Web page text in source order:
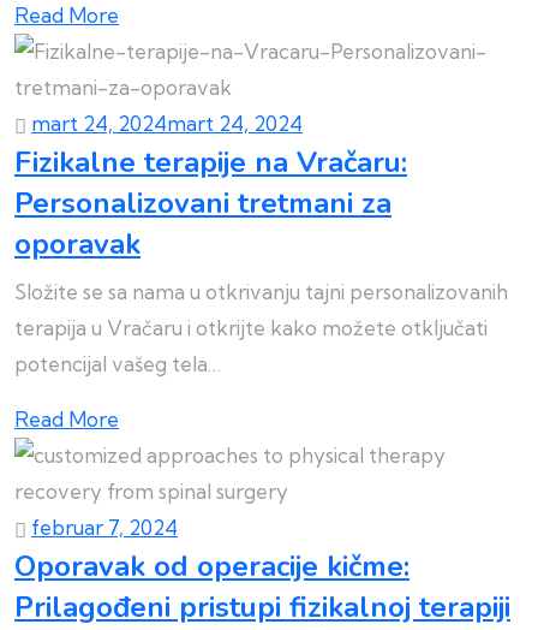
Read More
mart 24, 2024mart 24, 2024
Fizikalne terapije na Vračaru:
Personalizovani tretmani za
oporavak
Složite se sa nama u otkrivanju tajni personalizovanih
terapija u Vračaru i otkrijte kako možete otključati
potencijal vašeg tela…
Read More
februar 7, 2024
Oporavak od operacije kičme:
Prilagođeni pristupi fizikalnoj terapiji